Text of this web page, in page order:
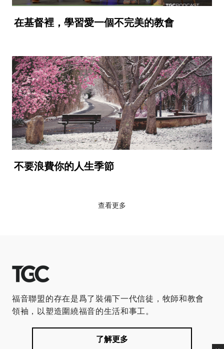
在基督裡，學習愛一個不完美的教會
不要浪費你的人生季節
查看更多
福音聯盟的存在是爲了裝備下一代信徒，牧師和教會
領袖，以塑造圍繞福音的生活和事工。
了解更多